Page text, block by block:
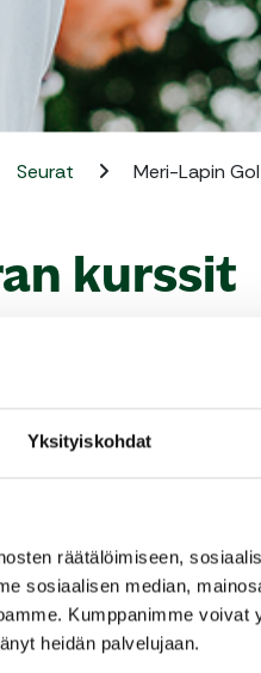
Yksityiskohdat
räätälöimiseen,
sosiaalisen median,
Kumppanimme voivat
heidän palvelujaan.
Seurat Meri-Lapin
kurssit